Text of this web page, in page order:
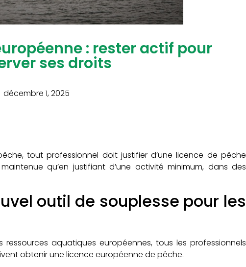
: rester actif pour
ses droits
décembre 1, 2025
tout professionnel doit justifier d’une licence de pêche
qu’en justifiant d’une activité minimum, dans des
outil de souplesse pour les
aquatiques européennes, tous les professionnels
obtenir une licence européenne de pêche.